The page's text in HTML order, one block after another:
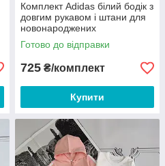
Комплект Adidas білий бодік з
довгим рукавом і штани для
новонароджених
Готово до відправки
725 ₴/комплект
Купити